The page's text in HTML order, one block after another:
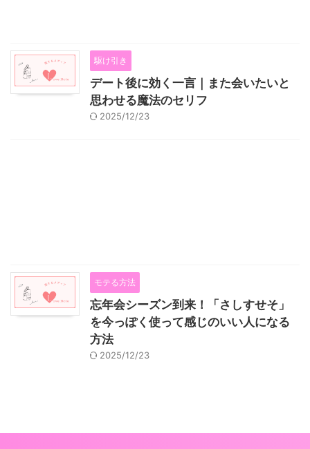
駆け引き
デート後に効く一言｜また会いたいと
思わせる魔法のセリフ
2025/12/23
モテる方法
忘年会シーズン到来！「さしすせそ」
を今っぽく使って感じのいい人になる
方法
2025/12/23